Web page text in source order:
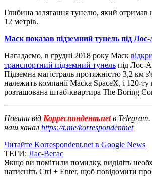
Глибина залягання тунелю, який отримав
12 метрів.
Маск показав підземний тунель під
Нагадаємо, в грудні 2018 року Маск
транспортний підземний тунель під Лос-
Підземна магістраль протяжністю 3,2 км
належить компанії Маска SpaceX, і 120-
розташована штаб-квартира The Boring
Новини від Корреспондент.netв
наш канал https://t.me/korrespondentnet
Читайте Korrespondent.net в Google News
ТЕГИ: Лас-Вегас
Якщо ви помітили помилку, виділіть
натисніть Ctrl + Enter, щоб повідомити